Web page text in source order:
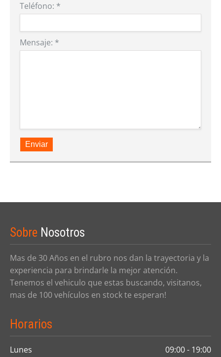
Teléfono: *
Mensaje: *
Enviar
Sobre Nosotros
Mas de 30 Años en el rubro nos dan la trayectoria y la
experiencia para brindarle la mejor atención.
Tenemos el vehiculo que estas buscando, visitanos,
mas de 100 vehículos en stock te esperan!
Horarios
Lunes
09:00 - 19:00